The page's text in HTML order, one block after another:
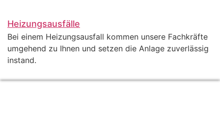
Heizungsausfälle
Bei einem Heizungsausfall kommen unsere Fachkräfte
umgehend zu Ihnen und setzen die Anlage zuverlässig
instand.